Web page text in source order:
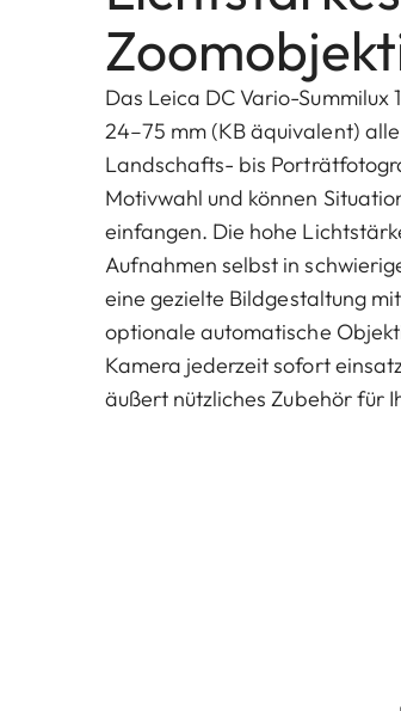
Das Leica DC Vario-Summilux
24–75 mm (KB äquivalent)
Landschafts- bis
Motivwahl und können
einfangen. Die hohe
Aufnahmen selbst in
eine gezielte Bildgestaltung
optionale automatische
Kamera jederzeit sofort
äußert nützliches Zubehör für